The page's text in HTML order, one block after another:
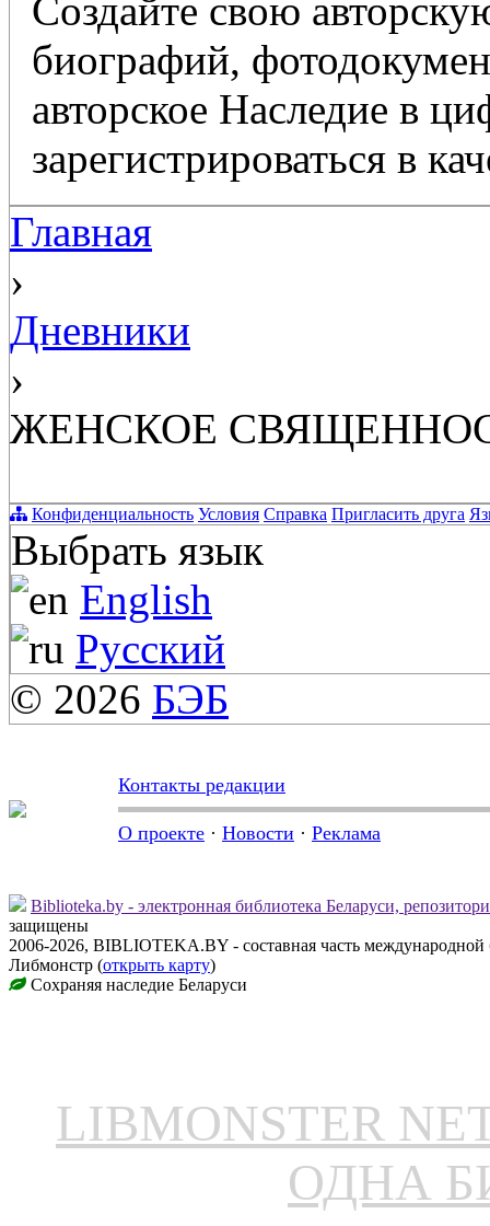
Создайте свою
биографий,
авторское Наследие в
зарегистрироваться в
Главная
›
Дневники
›
ЖЕНСКОЕ
Конфиденциальность Условия Справка Пригласить друга
Выбрать язык
English
Русский
© 2026 БЭБ
Контакты редакции
О проекте · Новости · Реклама
Biblioteka.by - электронная библиотека Беларуси,
защищены
2006-2026, BIBLIOTEKA.BY - составная часть международной
Либмонстр (открыть карту)
Сохраняя наследие Беларуси
LIBMONSTER
ОДНА